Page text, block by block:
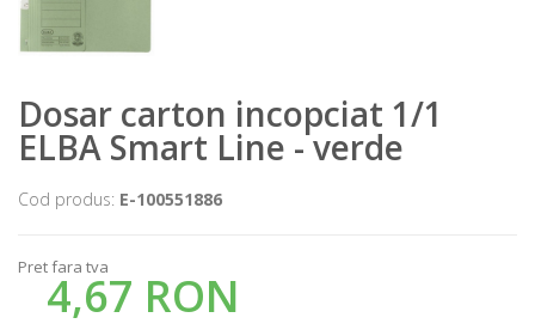
Dosar carton incopciat 1/1
ELBA Smart Line - verde
Cod produs: E-100551886
Pret fara tva
4,67 RON